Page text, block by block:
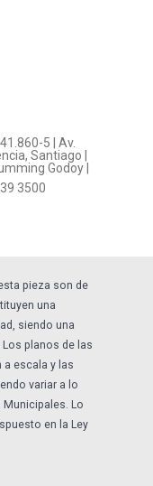
5 | Av.
Santiago |
Godoy |
3500
pieza son de
una
siendo una
planos de las
escala y las
variar a lo
Municipales. Lo
en la Ley